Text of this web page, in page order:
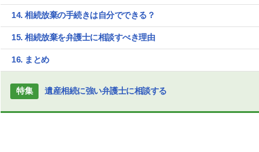
相続放棄の手続きは自分でできる？
相続放棄を弁護士に相談すべき理由
まとめ
特集 遺産相続に強い弁護士に相談する